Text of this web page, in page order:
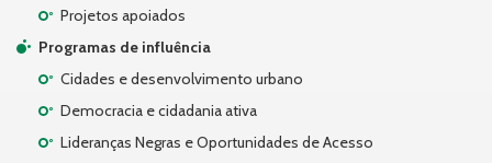
Projetos apoiados
Programas de influência
Cidades e desenvolvimento urbano
Democracia e cidadania ativa
Lideranças Negras e Oportunidades de Acesso